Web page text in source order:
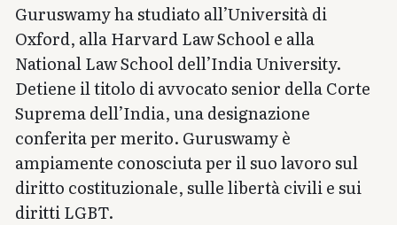
Guruswamy ha studiato all’Università di
Oxford, alla Harvard Law School e alla
National Law School dell’India University.
Detiene il titolo di avvocato senior della Corte
Suprema dell’India, una designazione
conferita per merito. Guruswamy è
ampiamente conosciuta per il suo lavoro sul
diritto costituzionale, sulle libertà civili e sui
diritti LGBT.